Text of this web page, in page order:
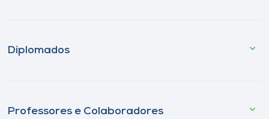
Diplomados
Professores e Colaboradores